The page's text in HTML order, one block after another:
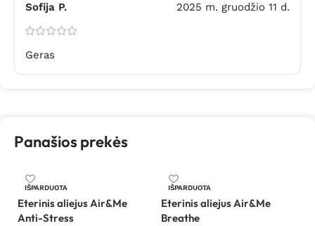
Sofija P. 2025 m. gruodžio 11 d.
Geras
Panašios prekės
IŠPARDUOTA
Eterinis aliejus Air&Me
Anti-Stress
IŠPARDUOTA
Eterinis aliejus Air&Me
Breathe